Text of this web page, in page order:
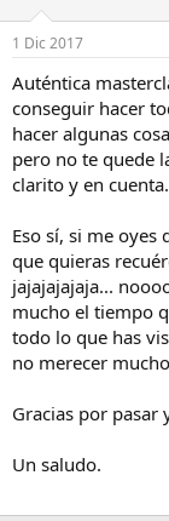
1 Dic 2017
Auténtica
conseguir hacer
hacer algunas
pero no te quede
clarito y en
Eso sí, si me
que quieras
jajajajajaja...
mucho el tiempo
todo lo que has
no merecer
Gracias por pasar
Un saludo.